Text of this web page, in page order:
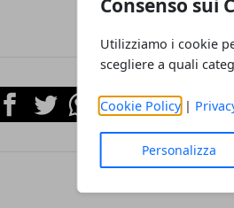
Utilizziamo i cookie
scegliere a quali
Cookie Policy|
Personalizza
FacebookTwitterWhatsapp